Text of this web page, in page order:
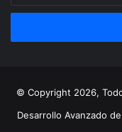
correo
© Copyright 2026,
Desarrollo Avanzado